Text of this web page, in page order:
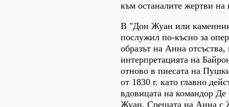
към останалите жертви на
В "Дон Жуан или
послужил по-късно за
образът на Анна отсъства,
интерпретацията на
отново в пиесата на
от 1830 г. като главно
вдовицата на командор
Жуан. Срещата на Анна с